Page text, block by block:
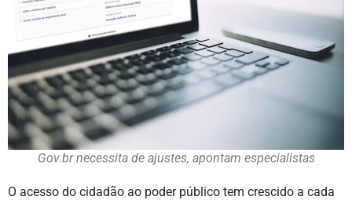
Gov.br necessita de ajustes, apontam especialistas
O acesso do cidadão ao poder público tem crescido a cada